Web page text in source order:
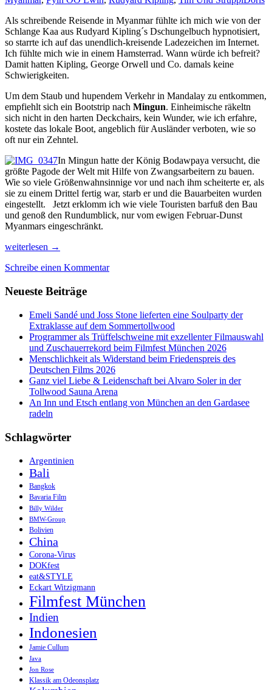
Als schreibende Reisende in Myanmar fühlte ich mich wie von der
Schlange Kaa aus Rudyard Kipling´s Dschungelbuch hypnotisiert,
so starrte ich auf das unendlich-kreisende Ladezeichen im Internet.
Ich fühlte mich wie in einem Hamsterrad. Wann würde ich befreit?
Damit hatten Kipling, George Orwell und Co. damals keine
Schwierigkeiten.
Um dem Staub und hupendem Verkehr in Mandalay zu entkommen,
empfiehlt sich ein Bootstrip nach Mingun. Einheimische räkeltn
sich nicht in den harten Deckchairs, kein Wunder, wie ich erfahre,
kostete das lokale Boot, angeblich für Ausländer verboten, wie so
oft nur ein Zehntel.
In Mingun hatte der König Bodawpaya versucht, die
größte Pagode der Welt mit Hilfe von Zwangsarbeitern zu bauen.
Wie so viele Größenwahnsinnige vor und nach ihm scheiterte er, als
sie zu einem Drittel fertig war, starb er und die Bauarbeiten wurden
eingestellt. Jetzt erklomm ich wie viele Touristen barfuß den Bau
und genoß den Rundumblick, nur vom ewigen Februar-Dunst
Myanmars eingeschränkt.
3.
Mingun
Abkühlung
Lwin
Hsipaw
Shanstate
weiterlesen →
Schreibe einen Kommentar
Neueste Beiträge
Emeli Sandé und Joss Stone lieferten eine Soulparty der
Extraklasse auf dem Sommertollwood
Programmer als Trüffelschweine mit exzellenter Filmauswahl
und Zuschauerrekord beim Filmfest München 2026
Menschlichkeit als Widerstand beim Friedenspreis des
Deutschen Films 2026
Ganz viel Liebe & Leidenschaft bei Alvaro Soler in der
Tollwood Sauna Arena
An Inn und Etsch entlang von München an den Gardasee
radeln
Schlagwörter
Argentinien
Bali
Bangkok
Bavaria Film
Billy Wilder
BMW-Group
Bolivien
China
Corona-Virus
DOKfest
eat&STYLE
Eckart Witzigmann
Filmfest München
Indien
Indonesien
Jamie Cullum
Java
Jon Rose
Klassik am Odeonsplatz